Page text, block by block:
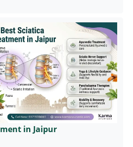
in Jaipur